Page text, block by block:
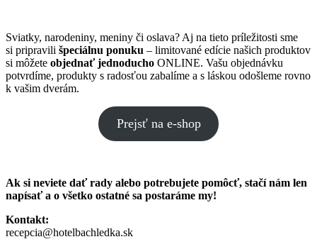
Sviatky, narodeniny, meniny či oslava? Aj na tieto príležitosti sme
si pripravili špeciálnu ponuku – limitované edície našich produktov
si môžete objednať jednoducho ONLINE. Vašu objednávku
potvrdíme, produkty s radosťou zabalíme a s láskou odošleme rovno
k vašim dverám.
Prejsť na e-shop
Ak si neviete dať rady alebo potrebujete pomôcť, stačí nám len
napísať a o všetko ostatné sa postaráme my!
Kontakt:
recepcia@hotelbachledka.sk